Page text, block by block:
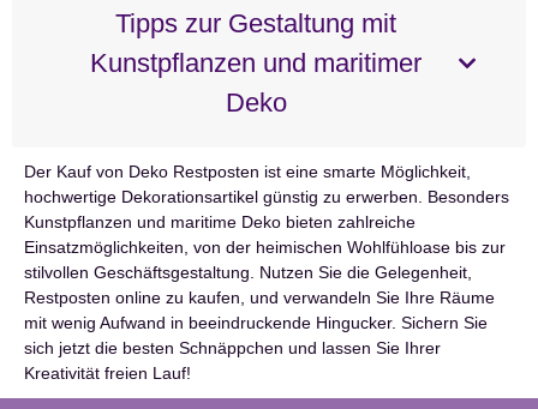
Tipps zur Gestaltung mit
Kunstpflanzen und maritimer
Deko
Der Kauf von Deko Restposten ist eine smarte Möglichkeit,
hochwertige Dekorationsartikel günstig zu erwerben. Besonders
Kunstpflanzen und maritime Deko bieten zahlreiche
Einsatzmöglichkeiten, von der heimischen Wohlfühloase bis zur
stilvollen Geschäftsgestaltung. Nutzen Sie die Gelegenheit,
Restposten online zu kaufen, und verwandeln Sie Ihre Räume
mit wenig Aufwand in beeindruckende Hingucker. Sichern Sie
sich jetzt die besten Schnäppchen und lassen Sie Ihrer
Kreativität freien Lauf!